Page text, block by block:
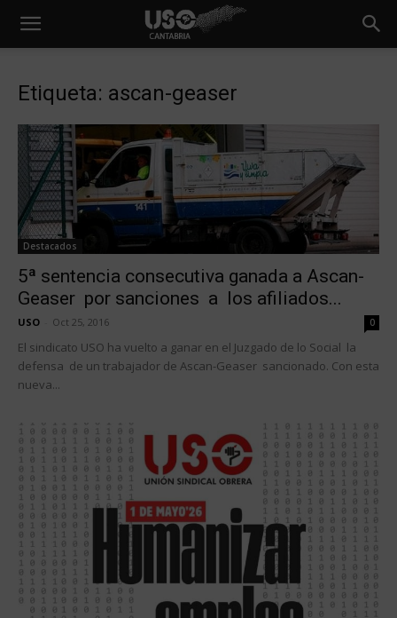
Etiqueta: ascan-geaser
Destacados
5ª sentencia consecutiva ganada a Ascan-
Geaser por sanciones a los afiliados...
USO Oct 25, 2016 0
El sindicato USO ha vuelto a ganar en el Juzgado de lo Social la
defensa de un trabajador de Ascan-Geaser sancionado. Con esta
nueva...